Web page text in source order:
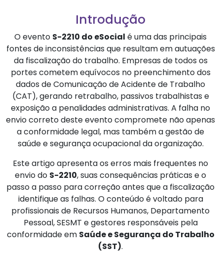
Introdução
O evento S-2210 do eSocial é uma das principais
fontes de inconsistências que resultam em autuações
da fiscalização do trabalho. Empresas de todos os
portes cometem equívocos no preenchimento dos
dados de Comunicação de Acidente de Trabalho
(CAT), gerando retrabalho, passivos trabalhistas e
exposição a penalidades administrativas. A falha no
envio correto deste evento compromete não apenas
a conformidade legal, mas também a gestão de
saúde e segurança ocupacional da organização.
Este artigo apresenta os erros mais frequentes no
envio do S-2210, suas consequências práticas e o
passo a passo para correção antes que a fiscalização
identifique as falhas. O conteúdo é voltado para
profissionais de Recursos Humanos, Departamento
Pessoal, SESMT e gestores responsáveis pela
conformidade em Saúde e Segurança do Trabalho
(SST).